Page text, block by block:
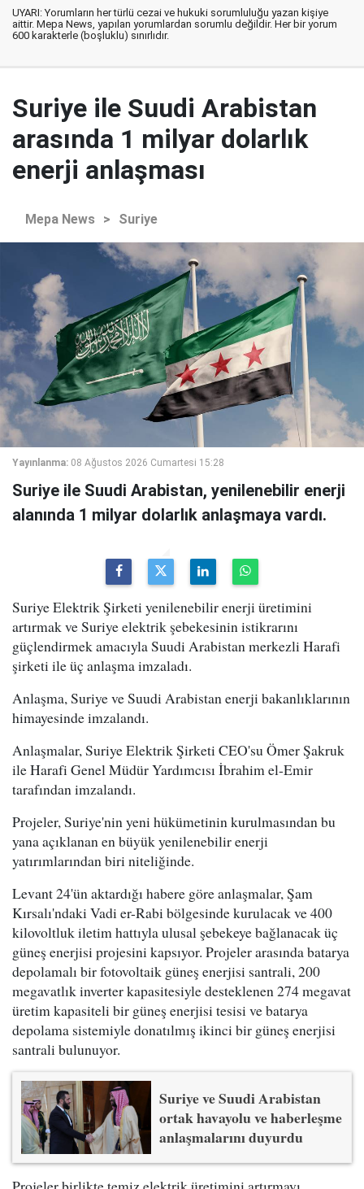
UYARI: Yorumların her türlü cezai ve hukuki sorumluluğu yazan kişiye
aittir. Mepa News, yapılan yorumlardan sorumlu değildir. Her bir yorum
600 karakterle (boşluklu) sınırlıdır.
Suriye ile Suudi Arabistan
arasında 1 milyar dolarlık
enerji anlaşması
Mepa News > Suriye
Yayınlanma: 08 Ağustos 2026 Cumartesi 15:28
Suriye ile Suudi Arabistan, yenilenebilir enerji
alanında 1 milyar dolarlık anlaşmaya vardı.
Suriye Elektrik Şirketi yenilenebilir enerji üretimini
artırmak ve Suriye elektrik şebekesinin istikrarını
güçlendirmek amacıyla Suudi Arabistan merkezli Harafi
şirketi ile üç anlaşma imzaladı.
Anlaşma, Suriye ve Suudi Arabistan enerji bakanlıklarının
himayesinde imzalandı.
Anlaşmalar, Suriye Elektrik Şirketi CEO'su Ömer Şakruk
ile Harafi Genel Müdür Yardımcısı İbrahim el-Emir
tarafından imzalandı.
Projeler, Suriye'nin yeni hükümetinin kurulmasından bu
yana açıklanan en büyük yenilenebilir enerji
yatırımlarından biri niteliğinde.
Levant 24'ün aktardığı habere göre anlaşmalar, Şam
Kırsalı'ndaki Vadi er-Rabi bölgesinde kurulacak ve 400
kilovoltluk iletim hattıyla ulusal şebekeye bağlanacak üç
güneş enerjisi projesini kapsıyor. Projeler arasında batarya
depolamalı bir fotovoltaik güneş enerjisi santrali, 200
megavatlık inverter kapasitesiyle desteklenen 274 megavat
üretim kapasiteli bir güneş enerjisi tesisi ve batarya
depolama sistemiyle donatılmış ikinci bir güneş enerjisi
santrali bulunuyor.
Suriye ve Suudi Arabistan
ortak havayolu ve haberleşme
anlaşmalarını duyurdu